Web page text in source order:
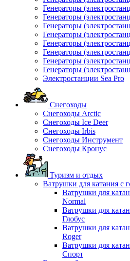
Генераторы
Генераторы
Генераторы
Генераторы
Генераторы
Генераторы
Генераторы
Генераторы
Электростанции Sea Pro
Снегоходы
Снегоходы Arctic
Снегоходы Ice Deer
Снегоходы Irbis
Снегоходы Инструмент
Снегоходы Кронус
Туризм и отдых
Ватрушки для катания с
Ватрушки для
Normal
Ватрушки для
Глобус
Ватрушки для
Roger
Ватрушки для
Спорт